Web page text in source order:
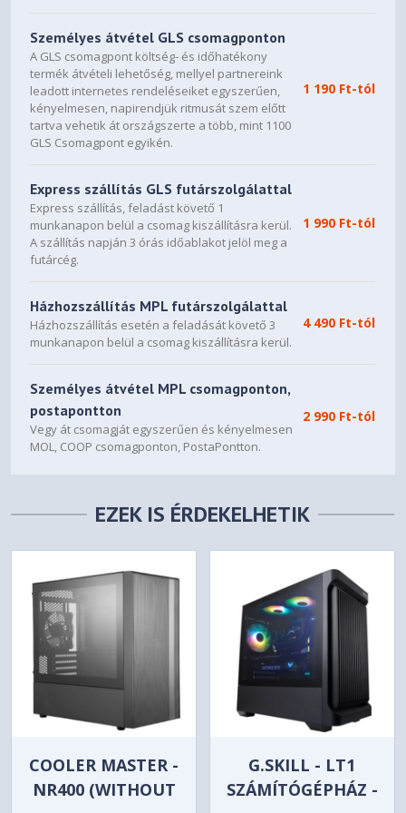
Up to 185 mm
Cable Routing Space
Up to 31.5 mm
Front Radiator + Fan Thickness
Up to 63 mm
Up to 70 mm
Front I/O Ports
USB 3.2 Type-A
1
USB 3.2 Gen2x2 Type-C
1
Expansion Slots
Standard
2.5"
1+2
3.5"
1
Fan Support
2 x 120 mm / 2 x 140 mm
Személyes átvétel GLS csomagponton
A GLS csomagpont költség- és időhatékony
termék átvételi lehetőség, mellyel partnereink
leadott internetes rendeléseiket egyszerűen,
kényelmesen, napirendjük ritmusát szem előtt
tartva vehetik át országszerte a több, mint 1100
GLS Csomagpont egyikén.
1 190 Ft-tól
Express szállítás GLS futárszolgálattal
Express szállítás, feladást követő 1
munkanapon belül a csomag kiszállításra kerül.
A szállítás napján 3 órás időablakot jelöl meg a
futárcég.
1 990 Ft-tól
Házhozszállítás MPL futárszolgálattal
Házhozszállítás esetén a feladását követő 3
munkanapon belül a csomag kiszállításra kerül.
4 490 Ft-tól
Személyes átvétel MPL csomagponton,
postapontton
Vegy át csomagját egyszerűen és kényelmesen
MOL, COOP csomagponton, PostaPontton.
2 990 Ft-tól
EZEK IS ÉRDEKELHETIK
COOLER MASTER -
NR400 (WITHOUT
G.SKILL - LT1
SZÁMÍTÓGÉPHÁZ -